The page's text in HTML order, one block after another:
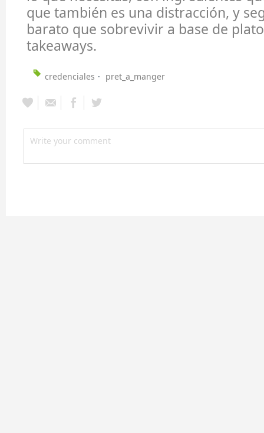
que también es una distracción, y
barato que sobrevivir a base de
takeaways.
credenciales pret_a_manger